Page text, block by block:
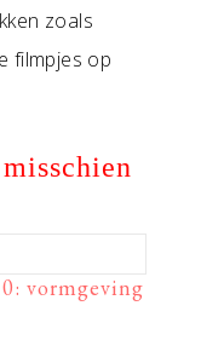
zoals
filmpjes op
vormgeving